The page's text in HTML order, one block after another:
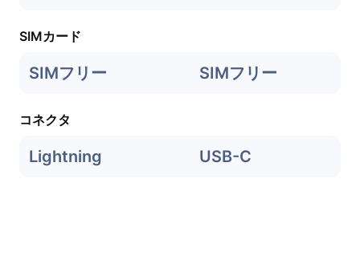
SIMカード
SIMフリー SIMフリー
コネクタ
Lightning USB-C